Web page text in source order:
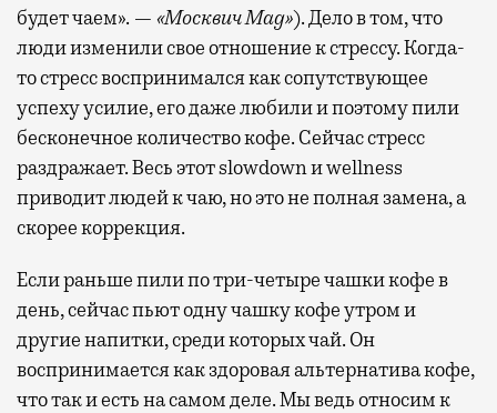
будет чаем». — «Москвич Mag»). Дело в том, что
люди изменили свое отношение к стрессу. Когда-
то стресс воспринимался как сопутствующее
успеху усилие, его даже любили и поэтому пили
бесконечное количество кофе. Сейчас стресс
раздражает. Весь этот slowdown и wellness
приводит людей к чаю, но это не полная замена, а
скорее коррекция.
Если раньше пили по три-четыре чашки кофе в
день, сейчас пьют одну чашку кофе утром и
другие напитки, среди которых чай. Он
воспринимается как здоровая альтернатива кофе,
что так и есть на самом деле. Мы ведь относим к